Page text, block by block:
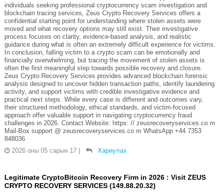
individuals seeking professional cryptocurrency scam investigation and
blockchain tracing services, Zeus Crypto Recovery Services offers a
confidential starting point for understanding where stolen assets were
moved and what recovery options may still exist. Their investigative
process focuses on clarity, evidence-based analysis, and realistic
guidance during what is often an extremely difficult experience for victims.
In conclusion, falling victim to a crypto scam can be emotionally and
financially overwhelming, but tracing the movement of stolen assets is
often the first meaningful step towards possible recovery and closure.
Zeus Crypto Recovery Services provides advanced blockchain forensic
analysis designed to uncover hidden transaction paths, identify laundering
activity, and support victims with credible investigative evidence and
practical next steps. While every case is different and outcomes vary,
their structured methodology, ethical standards, and victim-focused
approach offer valuable support in navigating cryptocurrency fraud
challenges in 2026. Contact Website: https: // zeusrecoveryservices.co m
Mail-Box support @ zeusrecoveryservices.co m WhatsApp +44 7353
848036
2026 оны 05 сарын 17
Хариулах
Legitimate CryptoBitcoin Recovery Firm in 2026 : Visit ZEUS
CRYPTO RECOVERY SERVICES (149.88.20.32)